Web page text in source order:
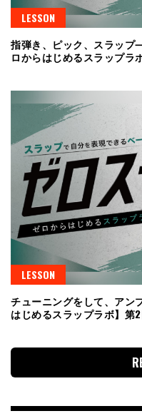
LESSON
指弾き、ピック、スラッ
ロからはじめるスラップラ
LESSON
チューニングをして、アン
はじめるスラップラボ】第